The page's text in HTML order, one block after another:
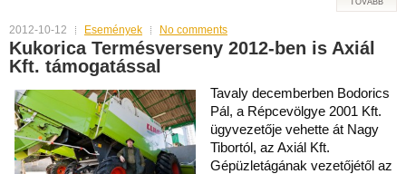
2012-10-12 Események No comments
Kukorica Termésverseny 2012-ben is Axiál
Kft. támogatással
Tavaly decemberben Bodorics
Pál, a Répcevölgye 2001 Kft.
ügyvezetője vehette át Nagy
Tibortól, az Axiál Kft.
Gépüzletágának vezetőjétől az